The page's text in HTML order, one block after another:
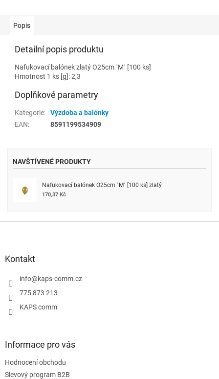
Popis
Detailní popis produktu
Nafukovací balónek zlatý O25cm `M` [100 ks]
Hmotnost 1 ks [g]: 2,3
Doplňkové parametry
Kategorie:
Výzdoba a balónky
EAN: 8591199534909
NAVŠTÍVENÉ PRODUKTY
Nafukovací balónek O25cm `M` [100 ks] zlatý
170,37 Kč
Kontakt
info@kaps-comm.cz
775 873 213
KAPS comm
Informace pro vás
Hodnocení obchodu
Slevový program B2B